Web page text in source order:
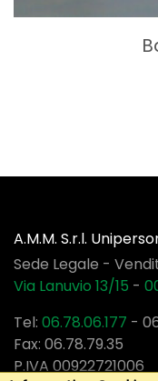
A.M.M. S.r.l.
Sede Legale -
Via Lanuvio 13/15 -
Tel: 06.78.06.177 -
Fax: 06.78.79.35
P.IVA 00922721006